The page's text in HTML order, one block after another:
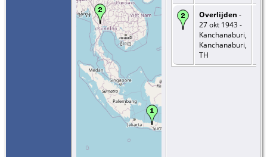
Overlijden -
27 okt 1943 -
Kanchanaburi,
Kanchanaburi,
TH